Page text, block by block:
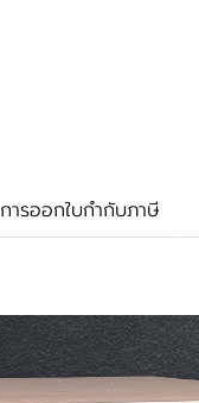
การออกใบกำกับภาษี